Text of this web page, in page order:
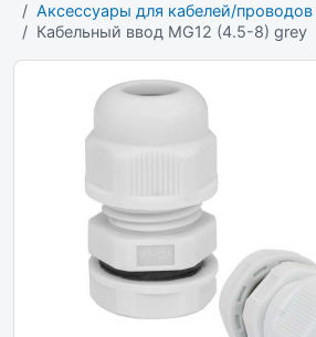
Аксессуары для кабелей/проводов
Кабельный ввод MG12 (4.5-8) grey